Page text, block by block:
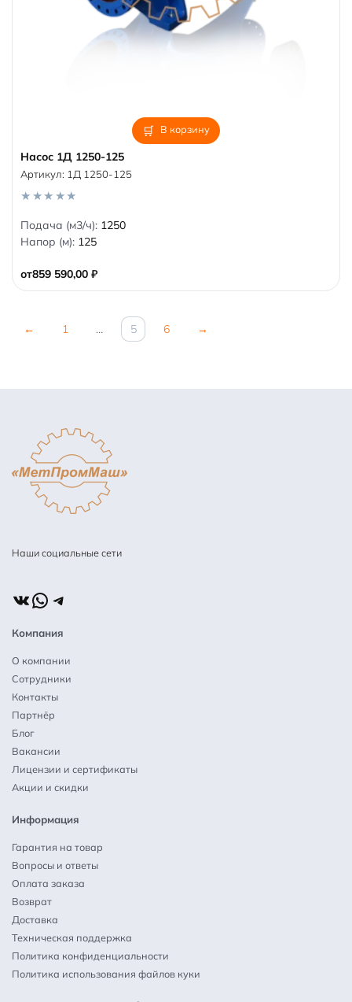
В корзину
Насос 1Д 1250-125
от859 590,00 ₽
Артикул: 1Д 1250-125
0
o
u
f
5
Подача (м3/ч): 1250
Напор (м): 125
← 1 … 5 6 →
Наши социальные сети
ВКонтакте
WhatsApp
Telegram
Компания
О компании
Сотрудники
Контакты
Партнёр
Блог
Вакансии
Лицензии и сертификаты
Акции и скидки
Информация
Гарантия на товар
Вопросы и ответы
Оплата заказа
Возврат
Доставка
Техническая поддержка
Политика конфиденциальности
Политика использования файлов куки